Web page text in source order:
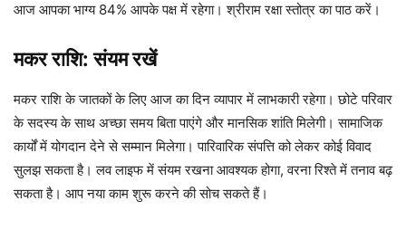
आज आपका भाग्य 84% आपके पक्ष में रहेगा। श्रीराम रक्षा स्तोत्र का पाठ करें।
मकर राशि: संयम रखें
मकर राशि के जातकों के लिए आज का दिन व्यापार में लाभकारी रहेगा। छोटे परिवार
के सदस्य के साथ अच्छा समय बिता पाएंगे और मानसिक शांति मिलेगी। सामाजिक
कार्यों में योगदान देने से सम्मान मिलेगा। पारिवारिक संपत्ति को लेकर कोई विवाद
सुलझ सकता है। लव लाइफ में संयम रखना आवश्यक होगा, वरना रिश्ते में तनाव बढ़
सकता है। आप नया काम शुरू करने की सोच सकते हैं।